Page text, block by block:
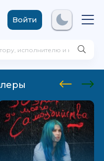
.comВойти